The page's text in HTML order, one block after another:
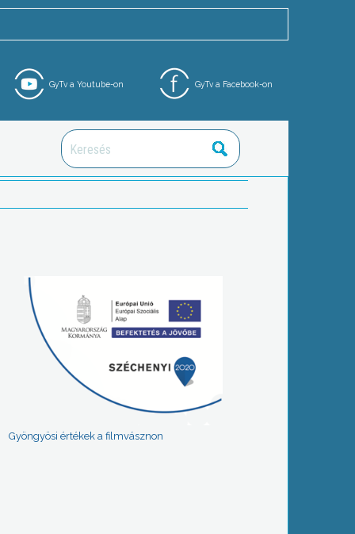
GyTv a Facebook-on
GyTv a Youtube-on
Gyöngyösi értékek a filmvásznon